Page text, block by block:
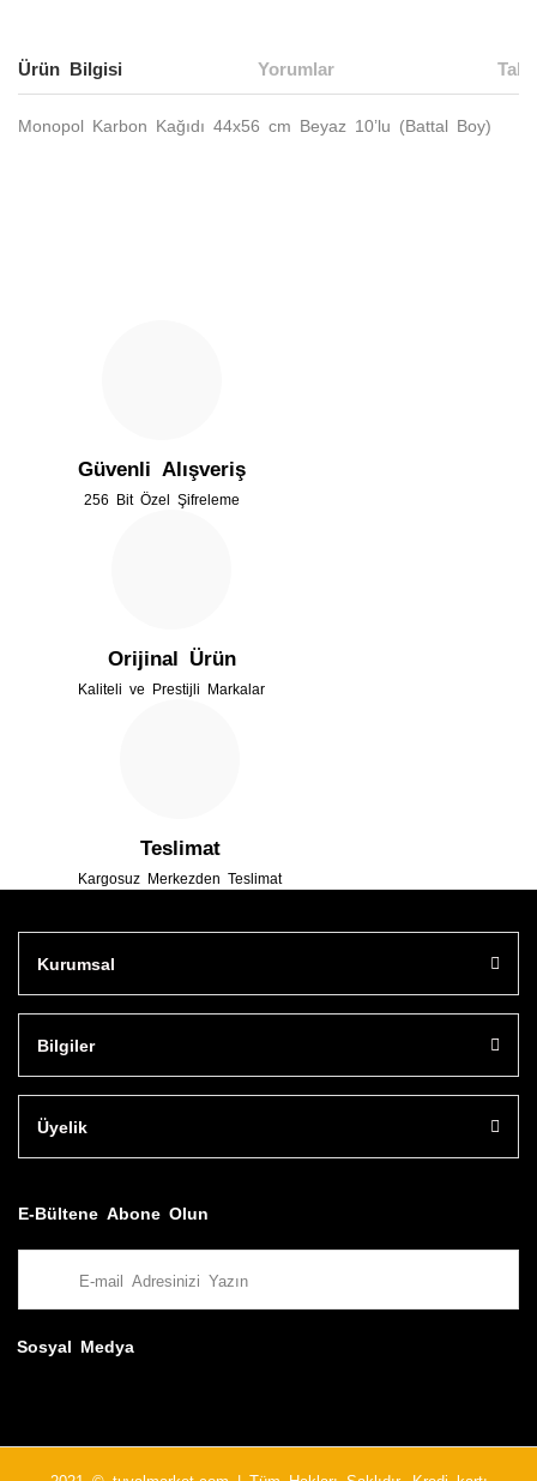
Ürün Bilgisi Yorumlar
Monopol Karbon Kağıdı 44x56 cm Beyaz 10’lu (Battal Boy)
Ürün bilgilerinde hatalar bulunuyor.
Ürün fiyatı diğer sitelerden daha pahalı.
Güvenli Alışveriş
256 Bit Özel Şifreleme
Orijinal Ürün
Kaliteli ve Prestijli Markalar
Teslimat
Kargosuz Merkezden Teslimat
Kurumsal
Bilgiler
Üyelik
E-Bültene Abone Olun
Sosyal Medya